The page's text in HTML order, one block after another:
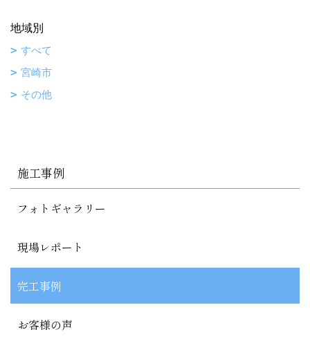
地域別
すべて
宮崎市
その他
施工事例
フォトギャラリー
現場レポート
完工事例
お客様の声